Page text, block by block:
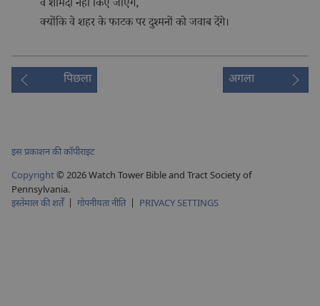
वे शर्मिंदा नहीं किए जाएँगे,
क्योंकि वे शहर के फाटक पर दुश्‍मनों को जवाब देंगे।
पिछला अगला
इस प्रकाशन की कॉपीराइट
Copyright© 2026 Watch Tower Bible and Tract Society of
Pennsylvania.
इस्तेमाल की शर्तें | गोपनीयता नीति | PRIVACY SETTINGS